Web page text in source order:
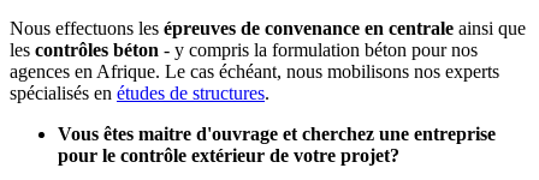
Nous effectuons les épreuves de convenance en centrale ainsi que
les contrôles béton - y compris la formulation béton pour nos
agences en Afrique. Le cas échéant, nous mobilisons nos experts
spécialisés en études de structures.
Vous êtes maitre d'ouvrage et cherchez une entreprise
pour le contrôle extérieur de votre projet?